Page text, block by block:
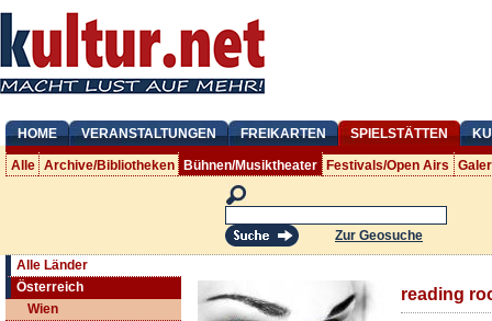
HOME VERANSTALTUNGEN FREIKARTEN SPIELSTÄTTEN
Alle Archive/Bibliotheken Bühnen/Musiktheater Festivals/Open Airs
Zur Geosuche
Alle Länder
Österreich
Wien
reading